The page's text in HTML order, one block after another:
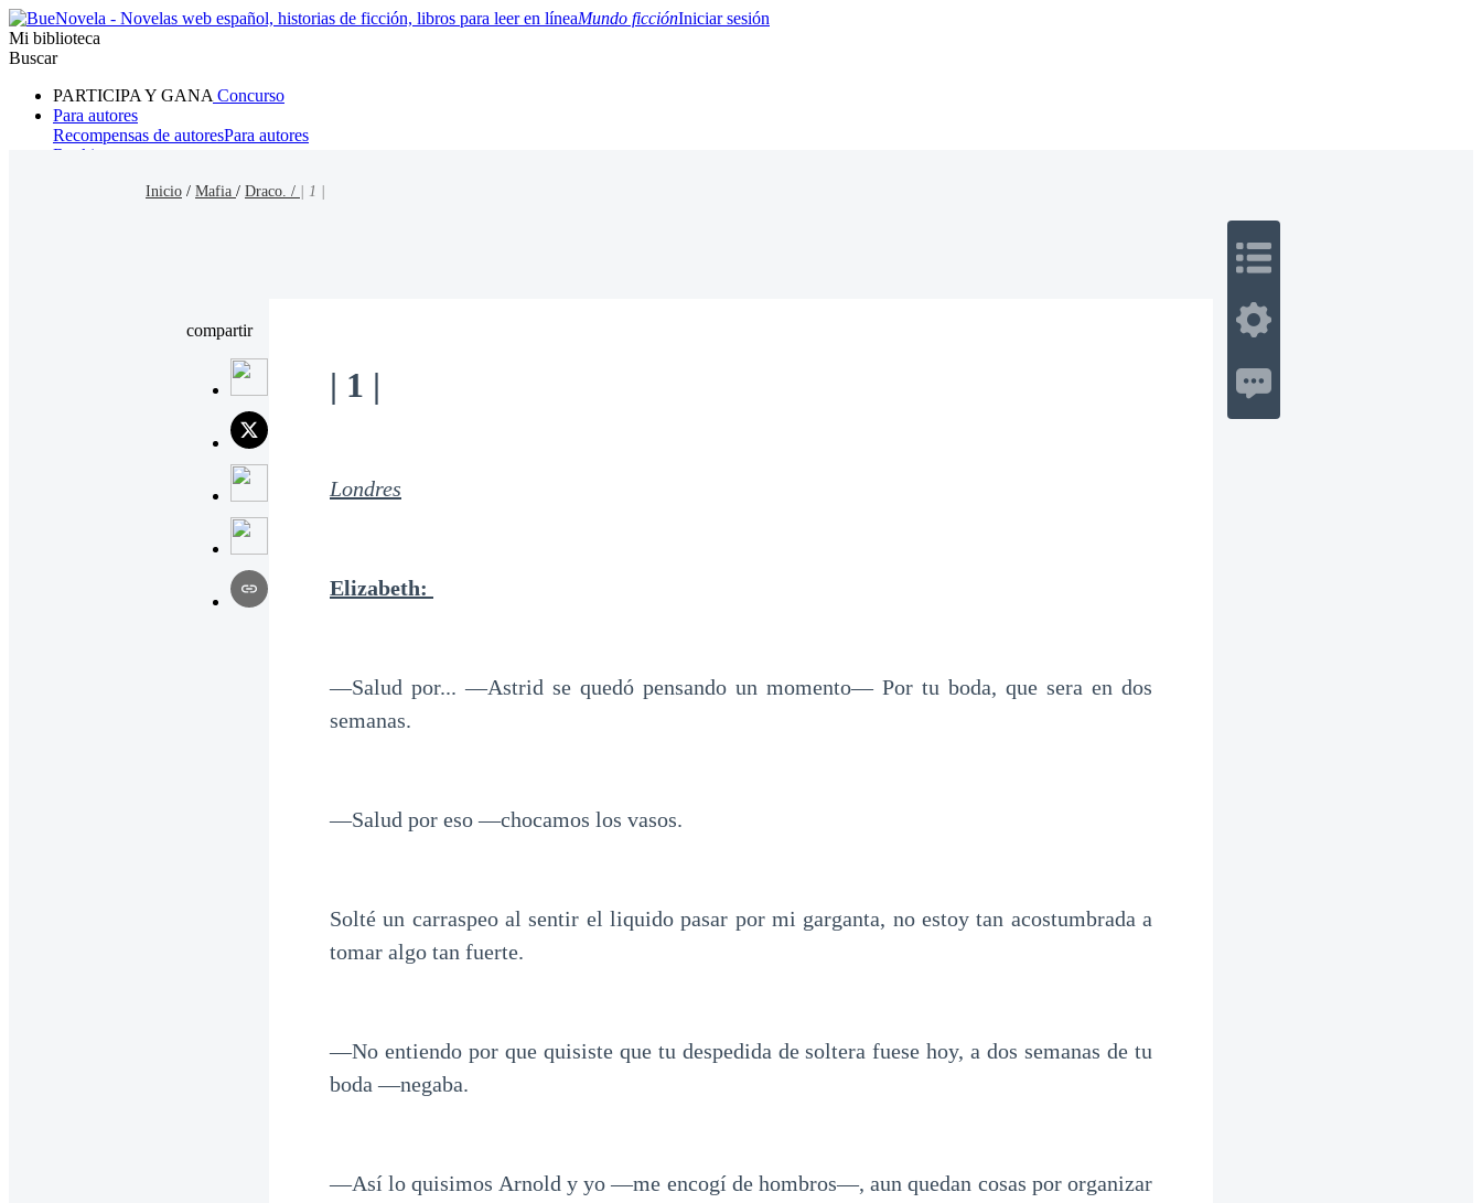
Mundo ficciónIniciar sesión
Mi biblioteca
Buscar
PARTICIPA Y GANA Concurso
Para autores
Recompensas de autoresPara autores
Ranking
Inicio / Mafia / Draco. / | 1 |
compartir
| 1 |
Londres
Elizabeth:
—Salud por... —Astrid se quedó pensando un momento— Por tu boda, que sera en dos
semanas.
—Salud por eso —chocamos los vasos.
Solté un carraspeo al sentir el liquido pasar por mi garganta, no estoy tan acostumbrada a
tomar algo tan fuerte.
—No entiendo por que quisiste que tu despedida de soltera fuese hoy, a dos semanas de tu
boda —negaba.
—Así lo quisimos Arnold y yo —me encogí de hombros—, aun quedan cosas por organizar